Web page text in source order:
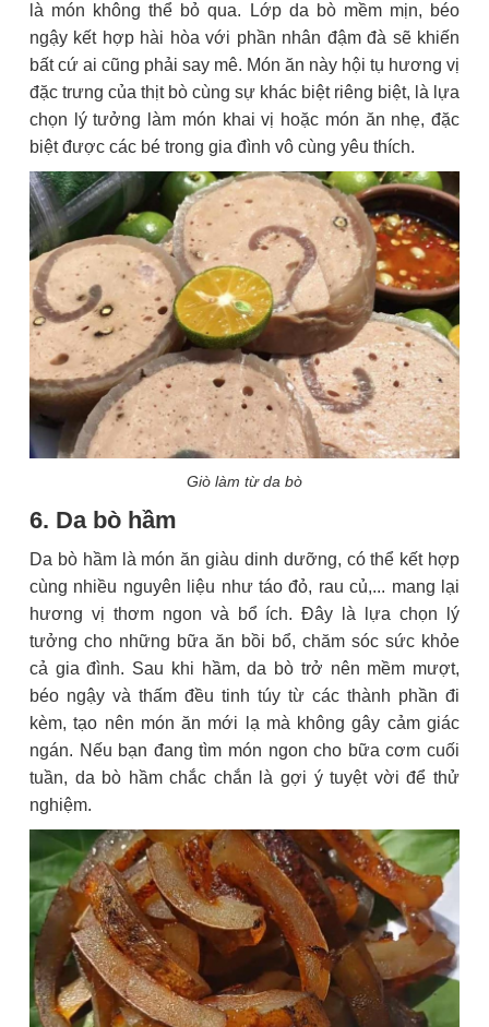
là món không thể bỏ qua. Lớp da bò mềm mịn, béo
ngậy kết hợp hài hòa với phần nhân đậm đà sẽ khiến
bất cứ ai cũng phải say mê. Món ăn này hội tụ hương vị
đặc trưng của thịt bò cùng sự khác biệt riêng biệt, là lựa
chọn lý tưởng làm món khai vị hoặc món ăn nhẹ, đặc
biệt được các bé trong gia đình vô cùng yêu thích.
Giò làm từ da bò
6. Da bò hầm
Da bò hầm là món ăn giàu dinh dưỡng, có thể kết hợp
cùng nhiều nguyên liệu như táo đỏ, rau củ,... mang lại
hương vị thơm ngon và bổ ích. Đây là lựa chọn lý
tưởng cho những bữa ăn bồi bổ, chăm sóc sức khỏe
cả gia đình. Sau khi hầm, da bò trở nên mềm mượt,
béo ngậy và thấm đều tinh túy từ các thành phần đi
kèm, tạo nên món ăn mới lạ mà không gây cảm giác
ngán. Nếu bạn đang tìm món ngon cho bữa cơm cuối
tuần, da bò hầm chắc chắn là gợi ý tuyệt vời để thử
nghiệm.